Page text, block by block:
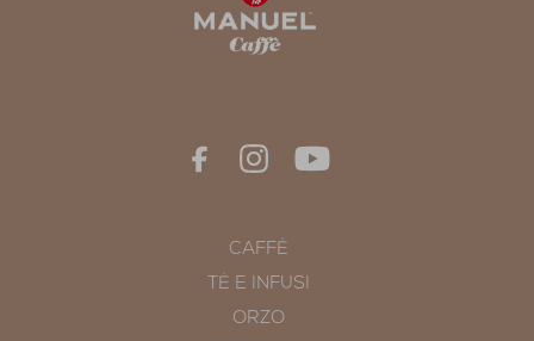
CAFFÈ
TÈ E INFUSI
ORZO